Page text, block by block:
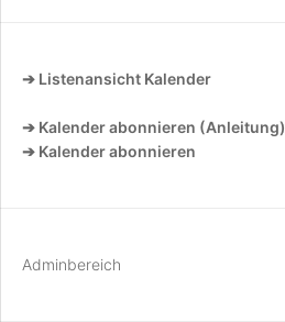
➔ Listenansicht Kalender
➔ Kalender abonnieren (Anleitung)
➔ Kalender abonnieren
Adminbereich